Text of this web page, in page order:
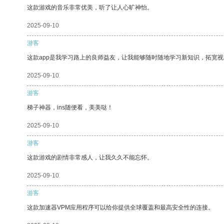
这款游戏的音乐非常优美，听了让人心旷神怡。
2025-09-10
游客
这款app是我学习路上的良师益友，让我能够随时随地学习新知识，拓宽
2025-09-10
游客
梯子神器，ins随便看，美美哒！
2025-09-10
游客
这款游戏的剧情非常感人，让我久久不能忘怀。
2025-09-10
游客
这款加速器VPM应用程序可以给你提供全球覆盖和最高安全性的连接。